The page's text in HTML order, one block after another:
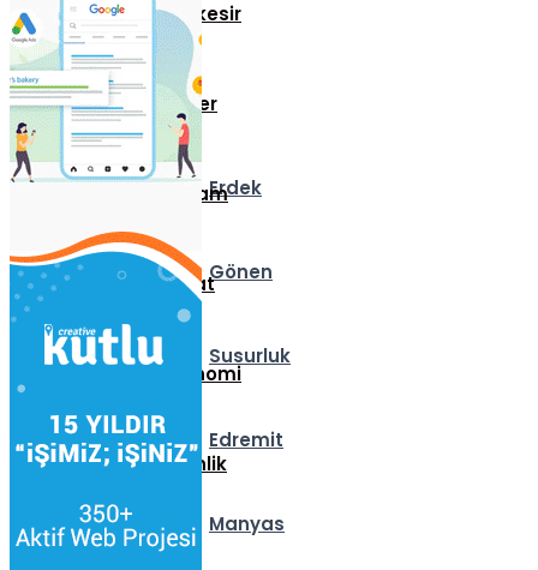
Balıkesir
İlçeler
Erdek
Gönen
Susurluk
Edremit
Manyas
Yaşam
Vefat
Ekonomi
Etkinlik